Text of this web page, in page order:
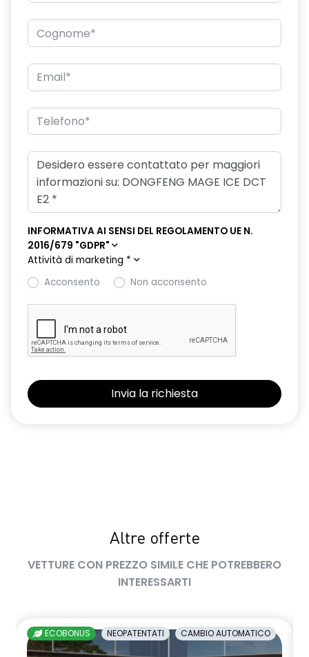
INFORMATIVA AI SENSI DEL REGOLAMENTO UE N.
2016/679 "GDPR"
Attività di marketing *
Acconsento
Non acconsento
Altre offerte
VETTURE CON PREZZO SIMILE CHE POTREBBERO
INTERESSARTI
ECOBONUS NEOPATENTATI CAMBIO AUTOMATICO